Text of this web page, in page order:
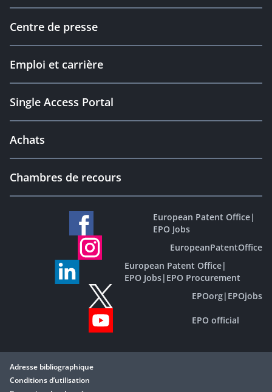
Centre de presse
Emploi et carrière
Single Access Portal
Achats
Chambres de recours
European Patent Office|
EPO Jobs
EuropeanPatentOffice
European Patent Office|
EPO Jobs| EPO Procurement
EPOorg| EPOjobs
EPO official
Adresse bibliographique
Conditions d’utilisation